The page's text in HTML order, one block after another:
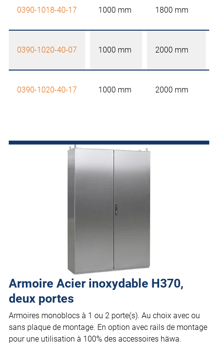
0390-1018-40-17 1000 mm 1800 mm
0390-1020-40-07 1000 mm 2000 mm
0390-1020-40-17 1000 mm 2000 mm
Armoire Acier inoxydable H370,
deux portes
Armoires monoblocs à 1 ou 2 porte(s). Au choix avec ou
sans plaque de montage. En option avec rails de montage
pour une utilisation à 100% des accessoires häwa.